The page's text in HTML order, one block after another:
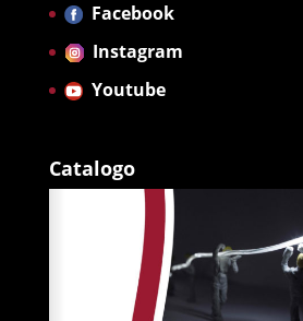
Facebook
Instagram
Youtube
Catalogo